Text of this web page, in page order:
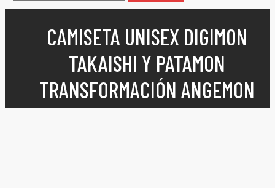
CAMISETA UNISEX DIGIMON
TAKAISHI Y PATAMON
TRANSFORMACIÓN ANGEMON